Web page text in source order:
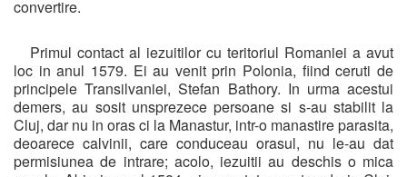
convertire.
Primul contact al iezuitilor cu teritoriul Romaniei a avut
loc in anul 1579. Ei au venit prin Polonia, fiind ceruti de
principele Transilvaniei, Stefan Bathory. In urma acestui
demers, au sosit unsprezece persoane si s-au stabilit la
Cluj, dar nu in oras ci la Manastur, intr-o manastire parasita,
deoarece calvinii, care conduceau orasul, nu le-au dat
permisiunea de intrare; acolo, iezuitii au deschis o mica